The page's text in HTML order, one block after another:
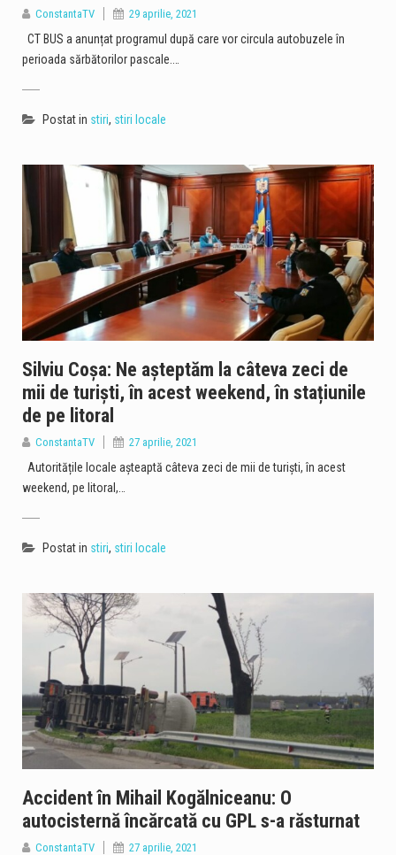
ConstantaTV 29 aprilie, 2021
CT BUS a anunțat programul după care vor circula autobuzele în
perioada sărbătorilor pascale.…
Postat in stiri, stiri locale
Silviu Coșa: Ne așteptăm la câteva zeci de
mii de turiști, în acest weekend, în stațiunile
de pe litoral
ConstantaTV 27 aprilie, 2021
Autoritățile locale așteaptă câteva zeci de mii de turiști, în acest
weekend, pe litoral,…
Postat in stiri, stiri locale
Accident în Mihail Kogălniceanu: O
autocisternă încărcată cu GPL s-a răsturnat
ConstantaTV 27 aprilie, 2021